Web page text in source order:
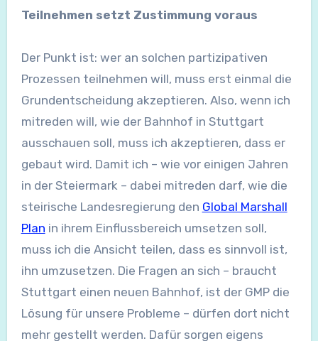
Teilnehmen setzt Zustimmung voraus
Der Punkt ist: wer an solchen partizipativen
Prozessen teilnehmen will, muss erst einmal die
Grundentscheidung akzeptieren. Also, wenn ich
mitreden will, wie der Bahnhof in Stuttgart
ausschauen soll, muss ich akzeptieren, dass er
gebaut wird. Damit ich – wie vor einigen Jahren
in der Steiermark – dabei mitreden darf, wie die
steirische Landesregierung den Global Marshall
Plan in ihrem Einflussbereich umsetzen soll,
muss ich die Ansicht teilen, dass es sinnvoll ist,
ihn umzusetzen. Die Fragen an sich – braucht
Stuttgart einen neuen Bahnhof, ist der GMP die
Lösung für unsere Probleme – dürfen dort nicht
mehr gestellt werden. Dafür sorgen eigens